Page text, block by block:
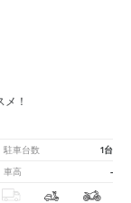
！
駐車台数 1台
車高 -